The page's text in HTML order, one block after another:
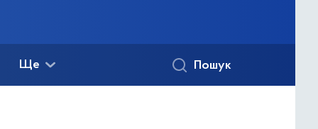
Ще Пошук